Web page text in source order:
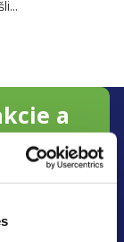
a
Vám nič o